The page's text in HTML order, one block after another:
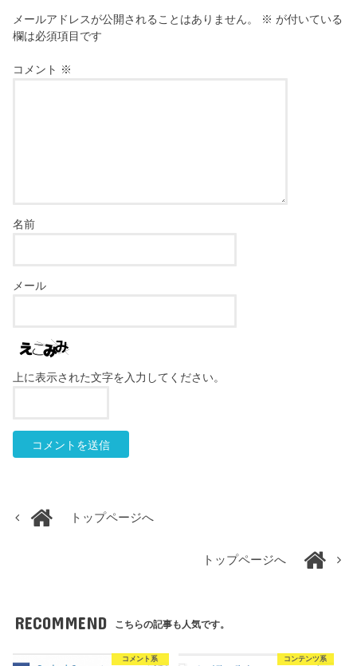
メールアドレスが公開されることはありません。 ※ が付いている
欄は必須項目です
コメント ※
名前
メール
上に表示された文字を入力してください。
トップページへ
トップページへ
RECOMMEND こちらの記事も人気です。
コメント系 コンテンツ系